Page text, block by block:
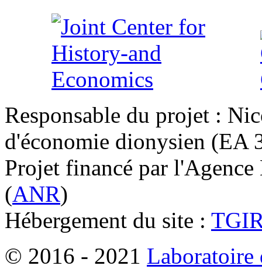
Responsable du projet :
d'économie dionysien
Projet financé par l'Agence
(ANR)
Hébergement du site :
© 2016 - 2021 Laboratoire